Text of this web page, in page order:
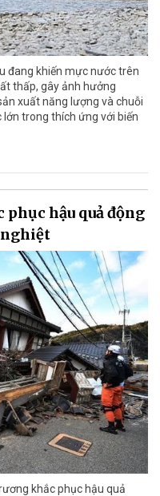
đang khiến mực nước trên
thấp, gây ảnh hưởng
xuất năng lượng và chuỗi
trong thích ứng với biến
hậu quả động
nghiệt
khắc phục hậu quả